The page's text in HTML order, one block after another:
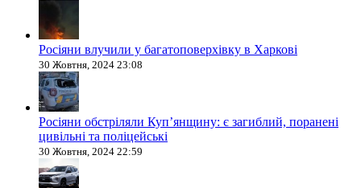
Росіяни влучили у багатоповерхівку в Харкові
30 Жовтня, 2024 23:08
Росіяни обстріляли Купʼянщину: є загиблий, поранені
цивільні та поліцейські
30 Жовтня, 2024 22:59